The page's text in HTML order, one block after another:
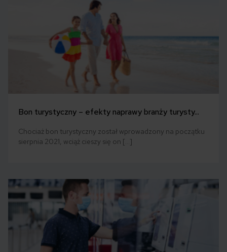
Bon turystyczny – efekty naprawy branży turysty...
Chociaż bon turystyczny został wprowadzony na początku
sierpnia 2021, wciąż cieszy się on […]